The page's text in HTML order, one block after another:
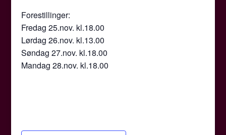
Forestillinger:
Fredag 25.nov. kl.18.00
Lørdag 26.nov. kl.13.00
Søndag 27.nov. kl.18.00
Mandag 28.nov. kl.18.00